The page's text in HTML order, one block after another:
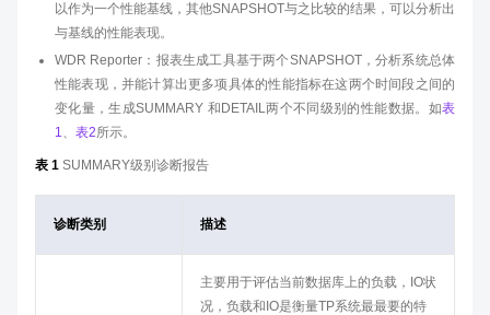
以作为一个性能基线，其他SNAPSHOT与之比较的结果，可以分析出
与基线的性能表现。
WDR Reporter：报表生成工具基于两个SNAPSHOT，分析系统总体
性能表现，并能计算出更多项具体的性能指标在这两个时间段之间的
变化量，生成SUMMARY 和DETAIL两个不同级别的性能数据。如表
1、 表2所示。
表 1 SUMMARY级别诊断报告
诊断类别 描述
主要用于评估当前数据库上的负载，IO状
况，负载和IO是衡量TP系统最最要的特